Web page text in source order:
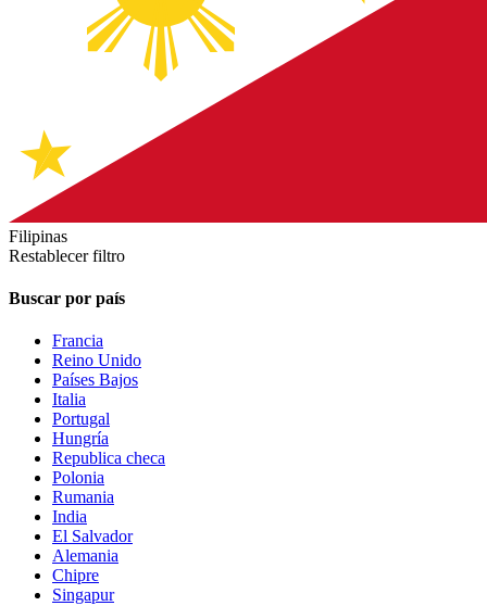
Filipinas
Restablecer filtro
Buscar por país
Francia
Reino Unido
Países Bajos
Italia
Portugal
Hungría
Republica checa
Polonia
Rumania
India
El Salvador
Alemania
Chipre
Singapur